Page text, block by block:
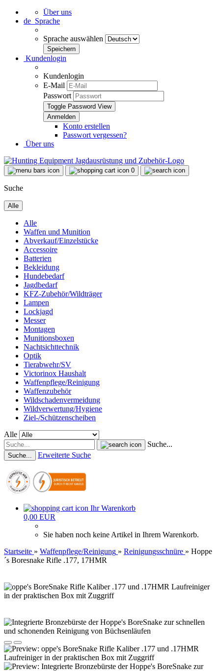
Über uns
de Sprache
Sprache auswählen
Kundenlogin
Kundenlogin
E-Mail
Passwort
Toggle Password View
Konto erstellen
Passwort vergessen?
Über uns
0
Suche
Alle
Alle
Waffen und Munition
Abverkauf/Einzelstücke
Accessoire
Batterien
Bekleidung
Hundebedarf
Jagdbedarf
KFZ-Zubehör/Wildträger
Lampen
Lockjagd
Messer
Montagen
Munitionsboxen
Nachtsichttechnik
Optik
Tierabwehr/SV
Victorinox Haushalt
Waffenpflege/Reinigung
Waffenzubehör
Wildschadenvermeidung
Wildverwertung/Hygiene
Ziel-/Schützenscheiben
Alle
Suche...
Suche... Erweiterte Suche
Ihr Warenkorb
0,00 EUR
Sie haben noch keine Artikel in Ihrem Warenkorb.
Startseite » Waffenpflege/Reinigung » Reinigungsschnüre » Hoppe
´s Boresnake Rifle .177, 17HMR